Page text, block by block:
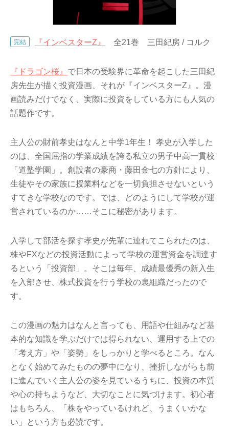
完結 『インベスターZ』 全21巻 三田紀房 / コルク
『ドラゴン桜』 で日本の受験界に革命を起こした三田紀
房先生が描く投資漫画、それが『インベスターZ』。漫
画読みだけでなく、実際に投資をしている方にも人気の
話題作です。
主人公の財前孝史はなんと中学1年生！ 孝史が入学した
のは、全国屈指の学業成績を誇る私立の男子中高一貫校
「道塾学園」。創設者の豪商・藤田金七の方針により、
生徒やその家族に授業料などを一切負担させないという
すてきな学校なのです。では、どのようにして学校が運
営されているのか……そこに秘密があります。
入学して部活を探す孝史が先輩に連れてこられたのは、
株やFXなどの投資活動によって学校の運営資金を調達す
るという「投資部」。そこは毎年、成績最優秀の新入生
を入部させ、株式投資を行う学校の裏組織だったので
す。
この漫画の魅力はなんと言っても、用語や仕組みなど基
本的な知識を学ぶだけでは得られない、運用する上での
「考え方」や「姿勢」をしっかりと学べるところ。なん
となく始めてみたものの夢中になり、挫折しながらも前
に進んでいく主人公の姿を見ているうちに、投資の本質
や心の持ちようなど、大切なことに気づけます。初心者
はもちろん、「株をやっているけれど、うまくいかな
い」という方も必読です。